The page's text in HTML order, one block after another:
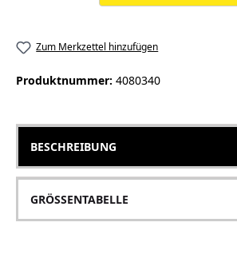
Zum Merkzettel hinzufügen
Produktnummer: 4080340
BESCHREIBUNG
GRÖSSENTABELLE